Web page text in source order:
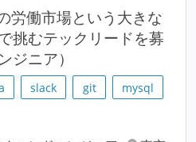
労働市場という大きな
挑むテックリードを募
ジニア）
slack git
mysql